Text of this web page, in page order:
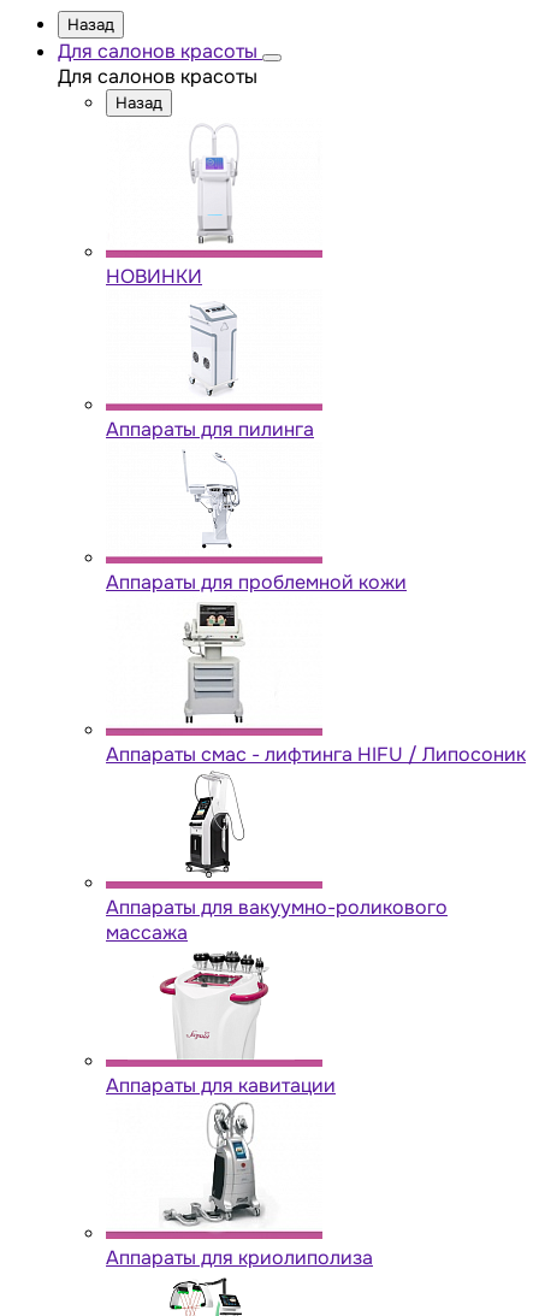
Назад
Для салонов красоты
Для салонов красоты
Назад
НОВИНКИ
Аппараты для пилинга
Аппараты для проблемной кожи
Аппараты cмас - лифтинга HIFU / Липосоник
Аппараты для вакуумно-роликового
массажа
Аппараты для кавитации
Аппараты для криолиполиза